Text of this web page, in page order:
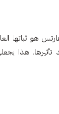
هو ثباتها
هذا